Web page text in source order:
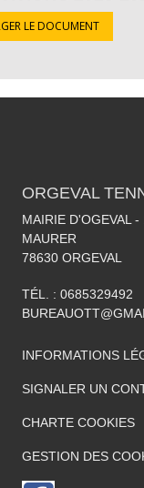
LE DOCUMENT
ORGEVAL
MAIRIE D'OGEVAL
MAURER
78630 ORGEVAL
TÉL. : 0685329492
INFORMATIONS
SIGNALER UN
CHARTE COOKIES
GESTION DES